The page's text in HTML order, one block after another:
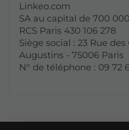
Linkeo.com
SA au capital de 700
RCS Paris 430 106 278
Siège social : 23 Rue des
Augustins - 75006 Paris
N° de téléphone : 09 72